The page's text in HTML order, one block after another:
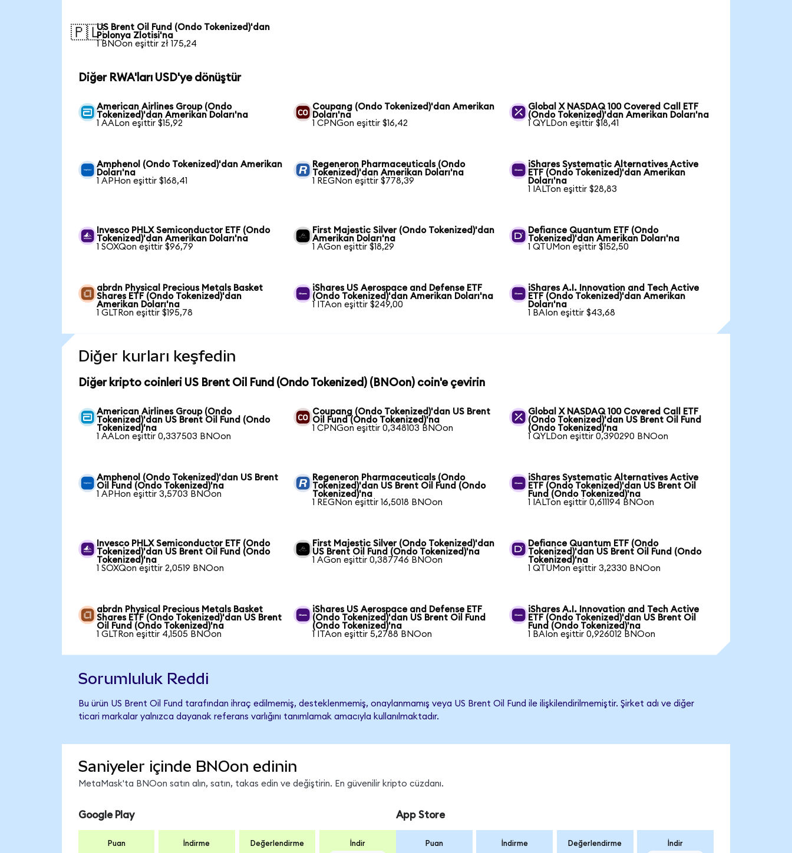
🇵🇱US Brent Oil Fund (Ondo Tokenized)'dan
Polonya Zlotisi'na
1 BNOon eşittir zł 175,24
Diğer RWA'ları USD'ye dönüştür
American Airlines Group (Ondo
Tokenized)'dan Amerikan Doları'na
1 AALon eşittir $15,92
Coupang (Ondo Tokenized)'dan Amerikan
Doları'na
1 CPNGon eşittir $16,42
Global X NASDAQ 100 Covered Call ETF
(Ondo Tokenized)'dan Amerikan Doları'na
1 QYLDon eşittir $18,41
Amphenol (Ondo Tokenized)'dan Amerikan
Doları'na
1 APHon eşittir $168,41
Regeneron Pharmaceuticals (Ondo
Tokenized)'dan Amerikan Doları'na
1 REGNon eşittir $778,39
iShares Systematic Alternatives Active
ETF (Ondo Tokenized)'dan Amerikan
Doları'na
1 IALTon eşittir $28,83
Invesco PHLX Semiconductor ETF (Ondo
Tokenized)'dan Amerikan Doları'na
1 SOXQon eşittir $96,79
First Majestic Silver (Ondo Tokenized)'dan
Amerikan Doları'na
1 AGon eşittir $18,29
Defiance Quantum ETF (Ondo
Tokenized)'dan Amerikan Doları'na
1 QTUMon eşittir $152,50
abrdn Physical Precious Metals Basket
Shares ETF (Ondo Tokenized)'dan
Amerikan Doları'na
1 GLTRon eşittir $195,78
iShares US Aerospace and Defense ETF
(Ondo Tokenized)'dan Amerikan Doları'na
1 ITAon eşittir $249,00
iShares A.I. Innovation and Tech Active
ETF (Ondo Tokenized)'dan Amerikan
Doları'na
1 BAIon eşittir $43,68
Diğer kurları keşfedin
Diğer kripto coinleri US Brent Oil Fund (Ondo Tokenized) (BNOon) coin'e çevirin
American Airlines Group (Ondo
Tokenized)'dan US Brent Oil Fund (Ondo
Tokenized)'na
1 AALon eşittir 0,337503 BNOon
Coupang (Ondo Tokenized)'dan US Brent
Oil Fund (Ondo Tokenized)'na
1 CPNGon eşittir 0,348103 BNOon
Global X NASDAQ 100 Covered Call ETF
(Ondo Tokenized)'dan US Brent Oil Fund
(Ondo Tokenized)'na
1 QYLDon eşittir 0,390290 BNOon
Amphenol (Ondo Tokenized)'dan US Brent
Oil Fund (Ondo Tokenized)'na
1 APHon eşittir 3,5703 BNOon
Regeneron Pharmaceuticals (Ondo
Tokenized)'dan US Brent Oil Fund (Ondo
Tokenized)'na
1 REGNon eşittir 16,5018 BNOon
iShares Systematic Alternatives Active
ETF (Ondo Tokenized)'dan US Brent Oil
Fund (Ondo Tokenized)'na
1 IALTon eşittir 0,611194 BNOon
Invesco PHLX Semiconductor ETF (Ondo
Tokenized)'dan US Brent Oil Fund (Ondo
Tokenized)'na
1 SOXQon eşittir 2,0519 BNOon
First Majestic Silver (Ondo Tokenized)'dan
US Brent Oil Fund (Ondo Tokenized)'na
1 AGon eşittir 0,387746 BNOon
Defiance Quantum ETF (Ondo
Tokenized)'dan US Brent Oil Fund (Ondo
Tokenized)'na
1 QTUMon eşittir 3,2330 BNOon
abrdn Physical Precious Metals Basket
Shares ETF (Ondo Tokenized)'dan US Brent
Oil Fund (Ondo Tokenized)'na
1 GLTRon eşittir 4,1505 BNOon
iShares US Aerospace and Defense ETF
(Ondo Tokenized)'dan US Brent Oil Fund
(Ondo Tokenized)'na
1 ITAon eşittir 5,2788 BNOon
iShares A.I. Innovation and Tech Active
ETF (Ondo Tokenized)'dan US Brent Oil
Fund (Ondo Tokenized)'na
1 BAIon eşittir 0,926012 BNOon
Sorumluluk Reddi
Bu ürün US Brent Oil Fund tarafından ihraç edilmemiş, desteklenmemiş, onaylanmamış veya US Brent Oil Fund ile ilişkilendirilmemiştir. Şirket adı ve diğer
ticari markalar yalnızca dayanak referans varlığını tanımlamak amacıyla kullanılmaktadır.
Saniyeler içinde BNOon edinin
MetaMask'ta BNOon satın alın, satın, takas edin ve değiştirin. En güvenilir kripto cüzdanı.
Google Play
Puan İndirme Değerlendirme İndir
App Store
Puan İndirme Değerlendirme İndir